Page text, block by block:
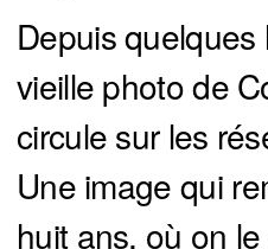
Depuis
vieille photo de
circule sur les
Une image qui
huit ans, où on